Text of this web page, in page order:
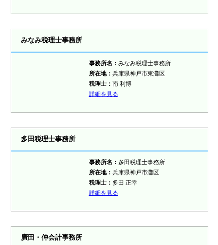
みなみ税理士事務所
事務所名： みなみ税理士事務所
所在地： 兵庫県神戸市東灘区
税理士： 南 利博
詳細を見る
多田税理士事務所
事務所名： 多田税理士事務所
所在地： 兵庫県神戸市灘区
税理士： 多田 正幸
詳細を見る
廣田・仲会計事務所